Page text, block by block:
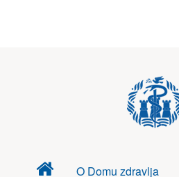
Dom O Domu zdravlja